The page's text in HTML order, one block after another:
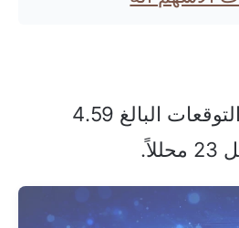
وجاءت توقعات “تويوتا” للعام المالي أقل بكثير من متوسط التوقعات البالغ 4.59